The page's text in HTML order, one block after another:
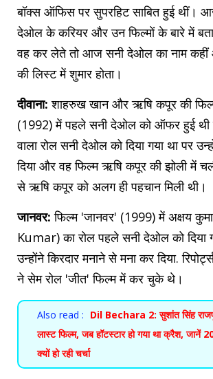
बॉक्स ऑफिस पर सुपरहिट साबित हुई थीं।
देओल के करियर और उन फिल्मों के बारे में
वह कर लेते तो आज सनी देओल का नाम कहीं
की लिस्ट में शुमार होता।
दीवाना: शाहरुख खान और ऋषि कपूर की फिल्म
(1992) में पहले सनी देओल को ऑफर हुई
वाला रोल सनी देओल को दिया गया था पर
दिया और वह फिल्म ऋषि कपूर की झोली में
से ऋषि कपूर को अलग ही पहचान मिली थी।
जानवर: फिल्म 'जानवर' (1999) में अक्षय
Kumar) का रोल पहले सनी देओल को दिया
उन्होंने किरदार मनाने से मना कर दिया.
ने सेम रोल 'जीत' फिल्म में कर चुके थे।
Also read : Dil Bechara 2: सुशांत सिंह
लास्ट फिल्म, जब हॉटस्टार हो गया था क्रैश, जानें
क्यों हो रही चर्चा